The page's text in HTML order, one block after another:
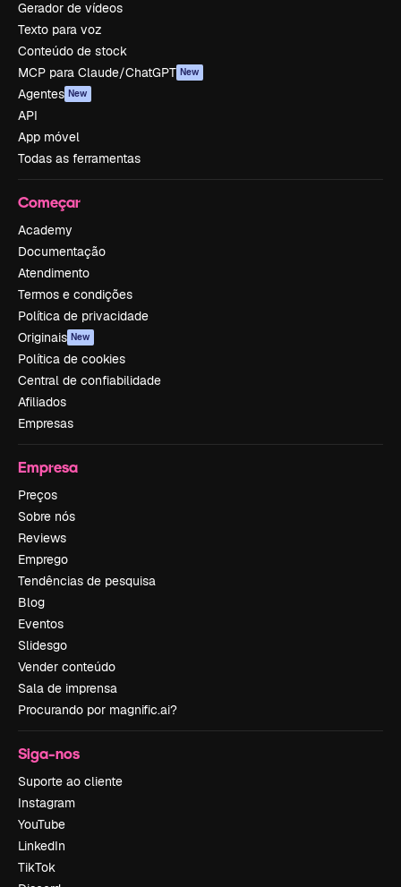
Gerador de vídeos
Texto para voz
Conteúdo de stock
MCP para Claude/ChatGPT New
Agentes New
API
App móvel
Todas as ferramentas
Começar
Academy
Documentação
Atendimento
Termos e condições
Política de privacidade
Originais New
Política de cookies
Central de confiabilidade
Afiliados
Empresas
Empresa
Preços
Sobre nós
Reviews
Emprego
Tendências de pesquisa
Blog
Eventos
Slidesgo
Vender conteúdo
Sala de imprensa
Procurando por magnific.ai?
Siga-nos
Suporte ao cliente
Instagram
YouTube
LinkedIn
TikTok